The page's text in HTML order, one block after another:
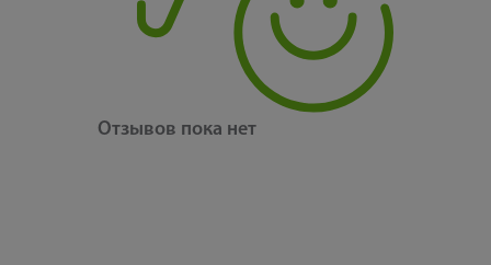
Отзывов пока нет